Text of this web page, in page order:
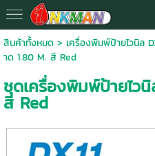
สินค้าทั้งหมด> เครื่องพิมพ์ป้ายไวนิล
าด 1.80 M. สี Red
ชุดเครื่องพิมพ์ป้ายไวนิ
สี Red